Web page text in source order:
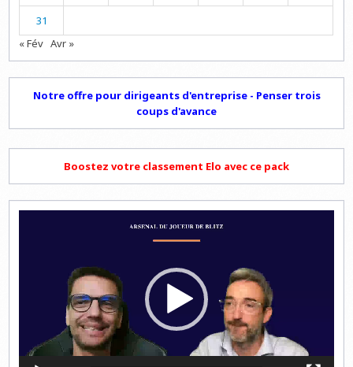
31
« Fév Avr »
Notre offre pour dirigeants d'entreprise - Penser trois
coups d'avance
Boostez votre classement Elo avec ce pack